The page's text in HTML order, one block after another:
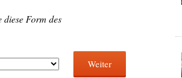
diese Form des
Weiter